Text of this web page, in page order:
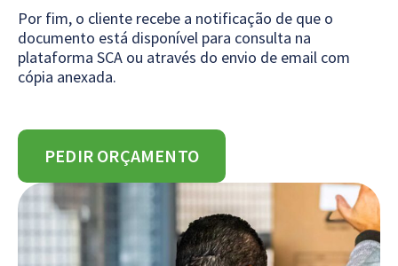
Por fim, o cliente recebe a notificação de que o
documento está disponível para consulta na
plataforma SCA ou através do envio de email com
cópia anexada.
PEDIR ORÇAMENTO